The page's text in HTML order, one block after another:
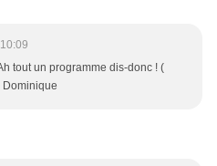
tout un programme dis-donc ! (
Dominique